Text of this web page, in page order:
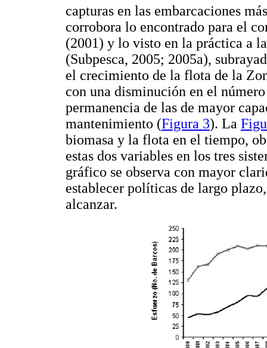
capturas en las embarcaciones
corrobora lo encontrado para el
(2001) y lo visto en la práctica a
(Subpesca, 2005; 2005a),
el crecimiento de la flota de la
con una disminución en el
permanencia de las de mayor
mantenimiento (Figura 3). La
biomasa y la flota en el tiempo,
estas dos variables en los tres
gráfico se observa con mayor
establecer políticas de largo
alcanzar.